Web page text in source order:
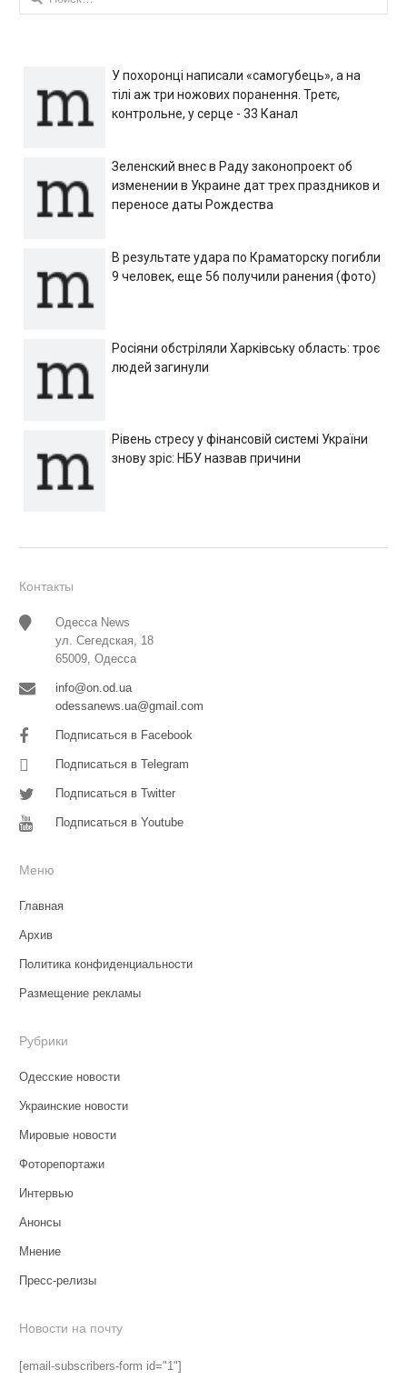
У похоронці написали «самогубець», а на
тілі аж три ножових поранення. Третє,
контрольне, у серце - 33 Канал
Зеленский внес в Раду законопроект об
изменении в Украине дат трех праздников и
переносе даты Рождества
В результате удара по Краматорску погибли
9 человек, еще 56 получили ранения (фото)
Росіяни обстріляли Харківську область: троє
людей загинули
Рівень стресу у фінансовій системі України
знову зріс: НБУ назвав причини
Контакты
Одесса News
ул. Сегедская, 18
65009, Одесса
info@on.od.ua
odessanews.ua@gmail.com
Подписаться в Facebook
Подписаться в Telegram
Подписаться в Twitter
Подписаться в Youtube
Меню
Главная
Архив
Политика конфиденциальности
Размещение рекламы
Рубрики
Одесские новости
Украинские новости
Мировые новости
Фоторепортажи
Интервью
Анонсы
Мнение
Пресс-релизы
Новости на почту
[email-subscribers-form id="1"]